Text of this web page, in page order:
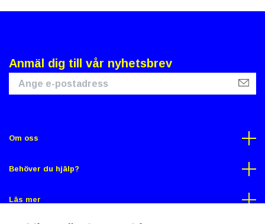
Anmäl dig till vår nyhetsbrev
Om oss
Behöver du hjälp?
Läs mer